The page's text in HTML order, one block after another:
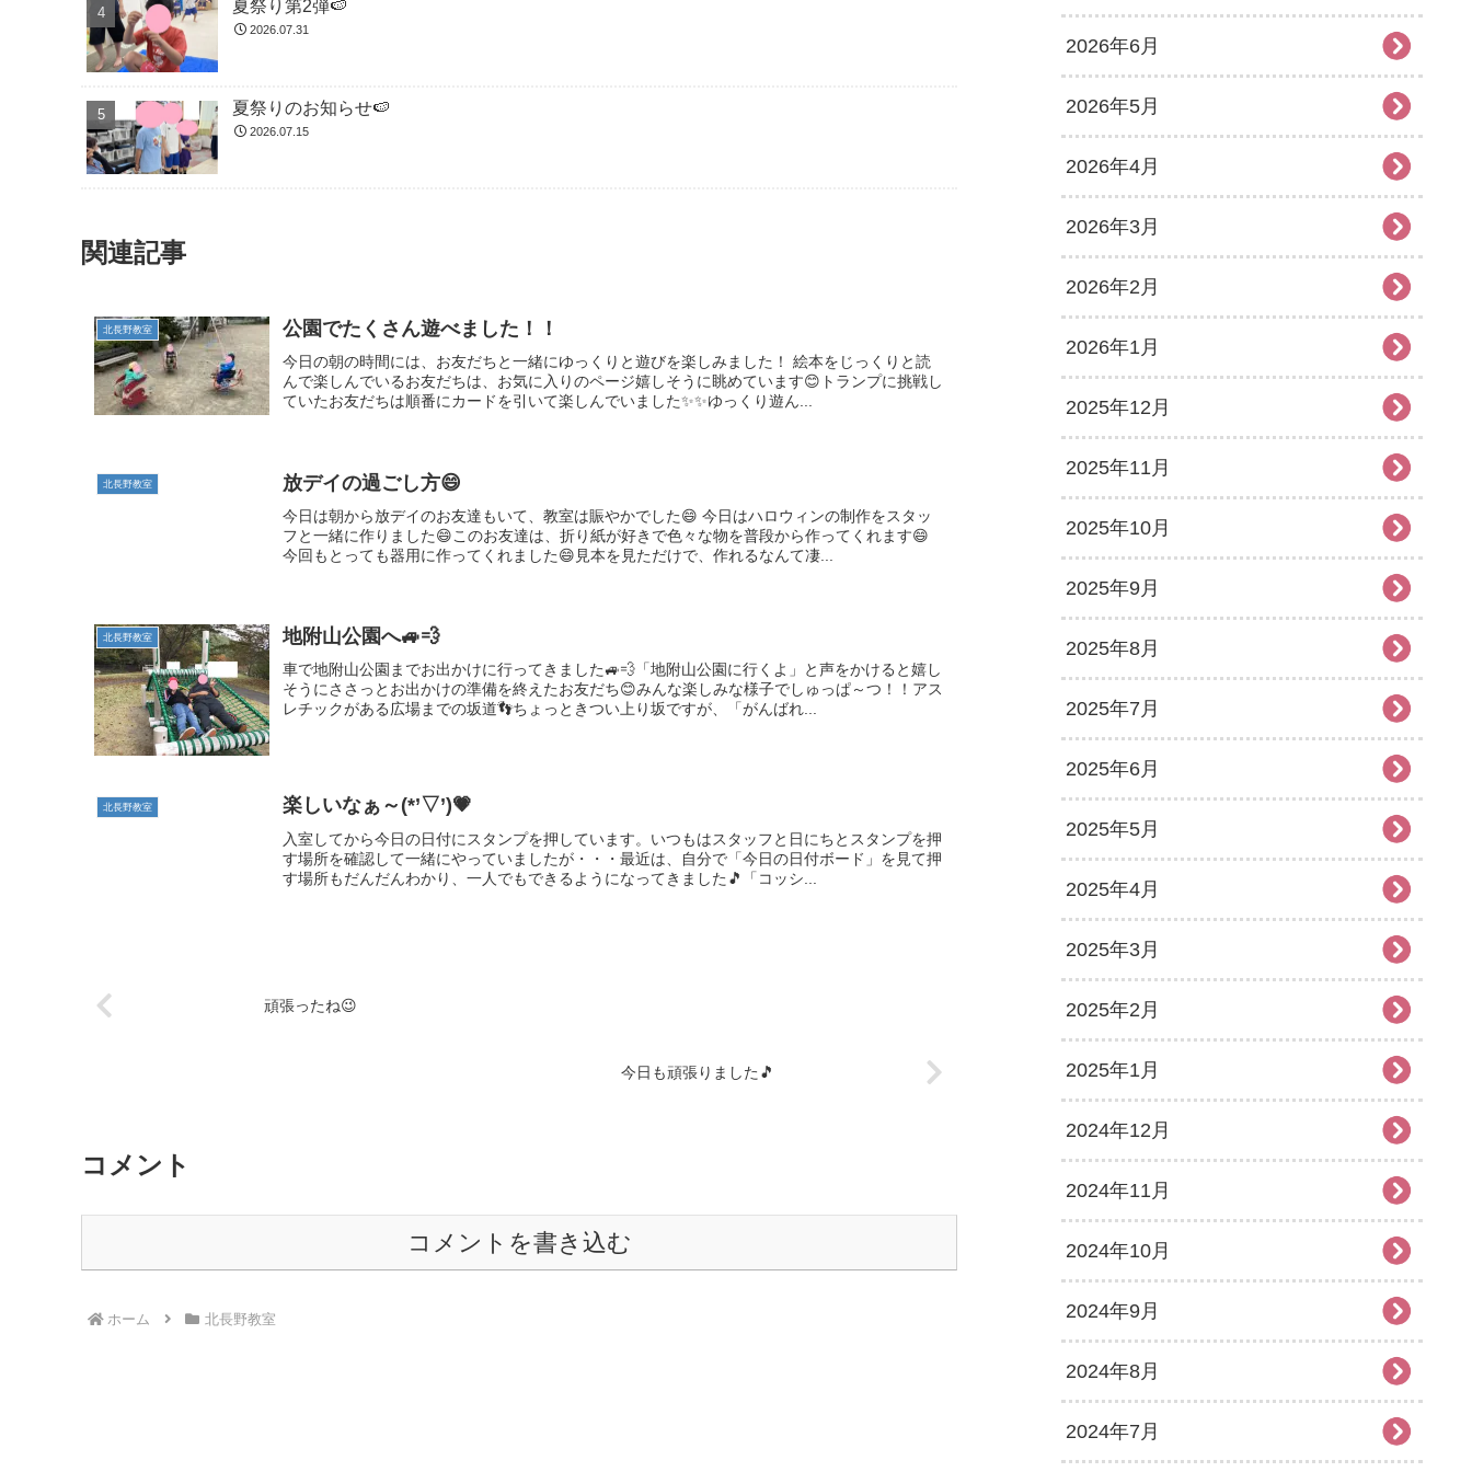
夏祭り第2弾🍉
2026.07.31
夏祭りのお知らせ🍉
2026.07.15
関連記事
北長野教室 公園でたくさん遊べました！！
今日の朝の時間には、お友だちと一緒にゆっくりと遊びを楽しみました！ 絵本をじっくりと読
んで楽しんでいるお友だちは、お気に入りのページ嬉しそうに眺めています😊トランプに挑戦し
ていたお友だちは順番にカードを引いて楽しんでいました✨✨ゆっくり遊ん...
北長野教室 放デイの過ごし方😄
今日は朝から放デイのお友達もいて、教室は賑やかでした😄 今日はハロウィンの制作をスタッ
フと一緒に作りました😄このお友達は、折り紙が好きで色々な物を普段から作ってくれます😄
今回もとっても器用に作ってくれました😄見本を見ただけで、作れるなんて凄...
北長野教室 地附山公園へ🚙💨
車で地附山公園までお出かけに行ってきました🚙💨「地附山公園に行くよ」と声をかけると嬉し
そうにささっとお出かけの準備を終えたお友だち😊みんな楽しみな様子でしゅっぱ～つ！！アス
レチックがある広場までの坂道👣ちょっときつい上り坂ですが、「がんばれ...
北長野教室 楽しいなぁ～(*’▽’)💗
入室してから今日の日付にスタンプを押しています。いつもはスタッフと日にちとスタンプを押
す場所を確認して一緒にやっていましたが・・・最近は、自分で「今日の日付ボード」を見て押
す場所もだんだんわかり、一人でもできるようになってきました🎵「コッシ...
頑張ったね😉
今日も頑張りました🎵
コメント
コメントを書き込む
ホーム 北長野教室
2026年6月
2026年5月
2026年4月
2026年3月
2026年2月
2026年1月
2025年12月
2025年11月
2025年10月
2025年9月
2025年8月
2025年7月
2025年6月
2025年5月
2025年4月
2025年3月
2025年2月
2025年1月
2024年12月
2024年11月
2024年10月
2024年9月
2024年8月
2024年7月